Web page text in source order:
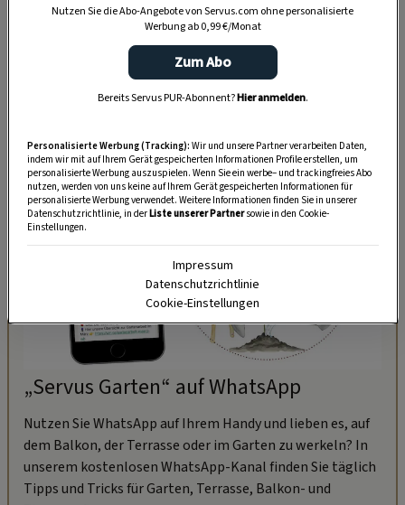
HAUPTSPEISE
Gedämpfter Karfiol mit pochierten
„Servus Garten“ auf WhatsApp
Nutzen Sie WhatsApp auf Ihrem Handy und lieben es, auf
dem Balkon, der Terrasse oder im Garten zu werkeln? In
unserem kostenlosen WhatsApp-Kanal finden Sie täglich
Tipps und Tricks für Garten, Terrasse, Balkon- und
Nutzen Sie die Abo-Angebote von Servus.com ohne personalisierte
Werbung ab 0,99 €/Monat
Zum Abo
Bereits Servus PUR-Abonnent?Hier anmelden.
Personalisierte Werbung (Tracking): Wir und unsere Partner verarbeiten Daten,
indem wir mit auf Ihrem Gerät gespeicherten Informationen Profile erstellen, um
personalisierte Werbung auszuspielen. Wenn Sie ein werbe– und trackingfreies Abo
nutzen, werden von uns keine auf Ihrem Gerät gespeicherten Informationen für
personalisierte Werbung verwendet. Weitere Informationen finden Sie in unserer
Datenschutzrichtlinie, in derListe unserer Partnersowie in den Cookie-
Einstellungen.
Impressum
Datenschutzrichtlinie
Cookie-Einstellungen